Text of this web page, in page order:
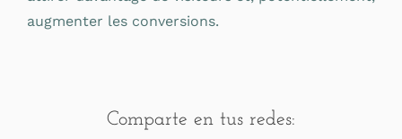
augmenter les conversions.
Comparte en tus redes: